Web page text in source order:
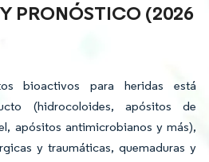
PRONÓSTICO (2026
bioactivos para heridas está
(hidrocoloides, apósitos de
apósitos antimicrobianos y más),
y traumáticas, quemaduras y